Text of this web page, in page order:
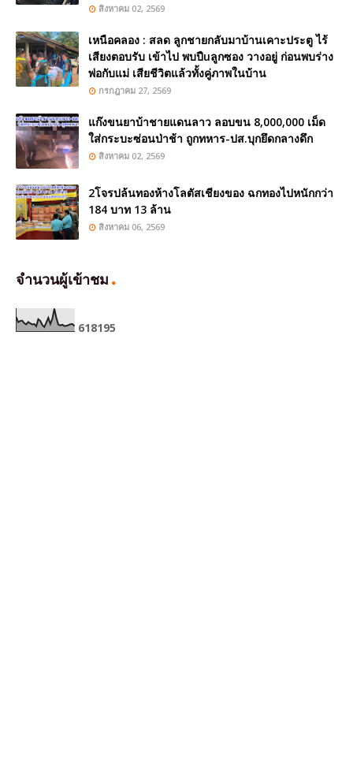
สิงหาคม 02, 2569
เหนือคลอง : สลด ลูกชายกลับมาบ้านเคาะประตู ไร้
เสียงตอบรับ เข้าไป พบปืuลูกซอง วางอยู่ ก่อนพบร่าง
พ่อกับแม่ เสียชีวิตแล้วทั้งคู่ภาพในบ้าน
กรกฎาคม 27, 2569
แก๊งขนยาบ้าชายแดนลาว ลอบขน 8,000,000 เม็ด
ใส่กระบะซ่อนป่าช้า ถูกทหาร-ปส.บุกยึดกลางดึก
สิงหาคม 02, 2569
2โจรปล้นทองห้างโลตัสเชียงของ ฉกทองไปหนักกว่า
184 บาท 13 ล้าน
สิงหาคม 06, 2569
จำนวนผู้เข้าชม
618195